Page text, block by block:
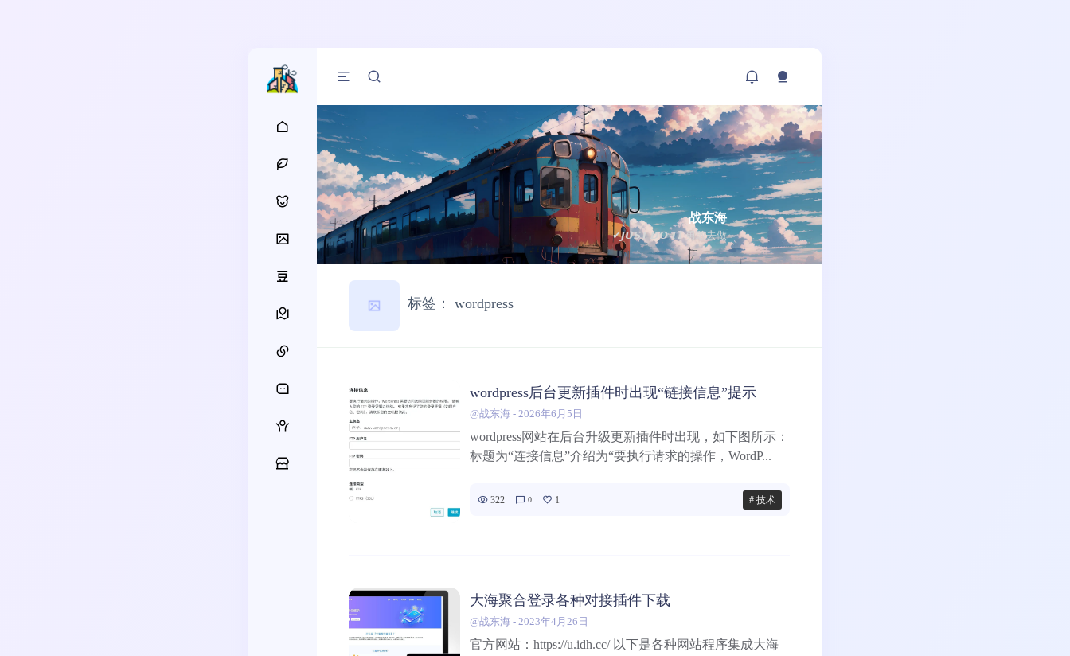
战东海
✔𝙅𝙐𝙎𝙏 𝘿𝙊 𝙏𝙄 勇敢去做
标签：wordpress
wordpress后台更新插件时出现“链接信息”提示
@战东海 -2026年6月5日
wordpress网站在后台升级更新插件时出现，如下图所示：
标题为“连接信息”介绍为“要执行请求的操作，WordP...
322 0 1 # 技术
大海聚合登录各种对接插件下载
@战东海 -2023年4月26日
官方网站：https://u.idh.cc/ 以下是各种网站程序集成大海